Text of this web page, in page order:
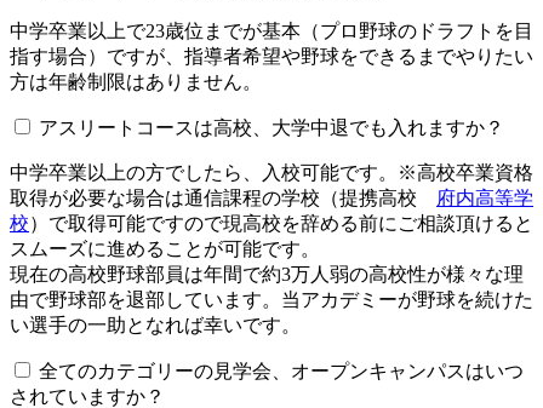
中学卒業以上で23歳位までが基本（プロ野球のドラフトを目
指す場合）ですが、指導者希望や野球をできるまでやりたい
方は年齢制限はありません。
アスリートコースは高校、大学中退でも入れますか？
中学卒業以上の方でしたら、入校可能です。※高校卒業資格
取得が必要な場合は通信課程の学校（提携高校
府内高等学
校）で取得可能ですので現高校を辞める前にご相談頂けると
スムーズに進めることが可能です。
現在の高校野球部員は年間で約3万人弱の高校性が様々な理
由で野球部を退部しています。当アカデミーが野球を続けた
い選手の一助となれば幸いです。
全てのカテゴリーの見学会、オープンキャンパスはいつ
されていますか？​​​​​